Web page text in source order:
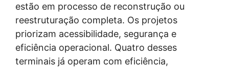
estão em processo de reconstrução ou
reestruturação completa. Os projetos
priorizam acessibilidade, segurança e
eficiência operacional. Quatro desses
terminais já operam com eficiência,